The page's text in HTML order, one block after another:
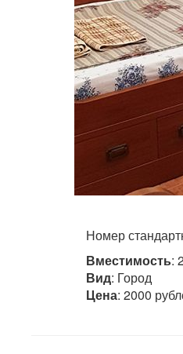
Номер
Вместимость:
Вид: Город
Цена: 2000